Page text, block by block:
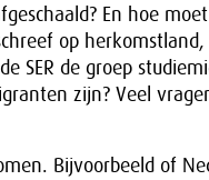
En hoe
op herkomstland,
SER de groep
zijn? Veel
Bijvoorbeeld of